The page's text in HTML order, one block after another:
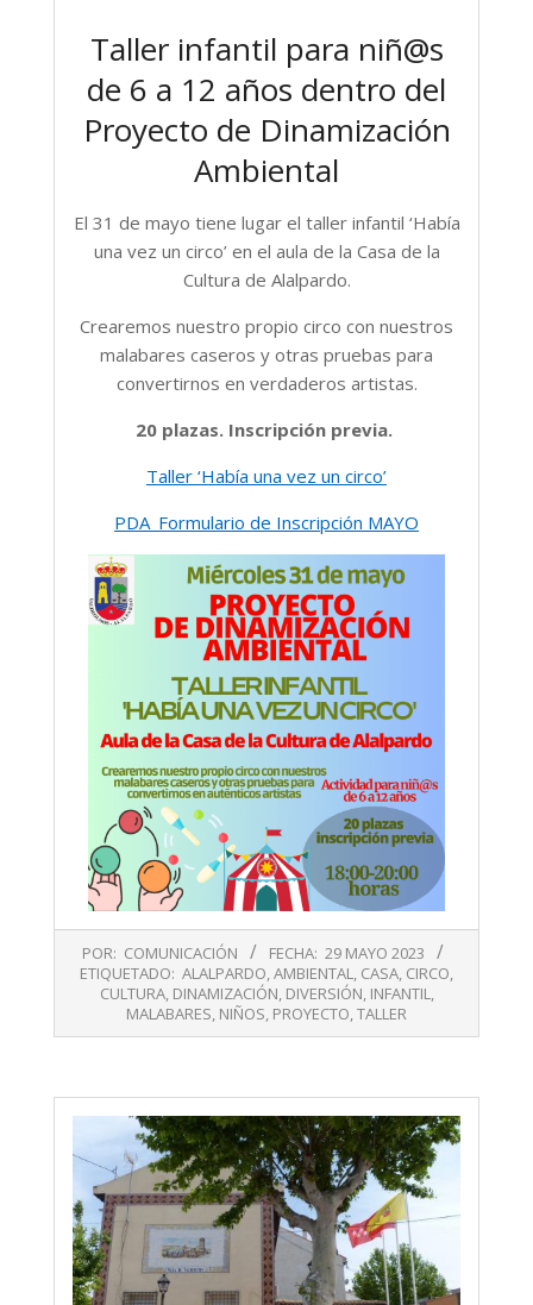
Taller infantil para niñ@s
de 6 a 12 años dentro del
Proyecto de Dinamización
Ambiental
El 31 de mayo tiene lugar el taller infantil ‘Había
una vez un circo’ en el aula de la Casa de la
Cultura de Alalpardo.
Crearemos nuestro propio circo con nuestros
malabares caseros y otras pruebas para
convertirnos en verdaderos artistas.
20 plazas. Inscripción previa.
Taller ‘Había una vez un circo’
PDA_Formulario de Inscripción MAYO
05-
POR: COMUNICACIÓN FECHA: 29 MAYO 2023
ETIQUETADO: ALALPARDO,AMBIENTAL, CASA, CIRCO,
CULTURA, DINAMIZACIÓN, DIVERSIÓN, INFANTIL,
MALABARES, NIÑOS, PROYECTO,TALLER